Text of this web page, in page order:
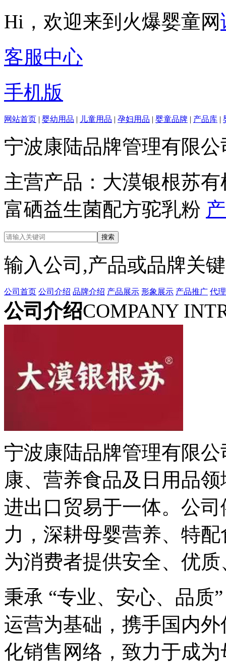
Hi，欢迎来到火爆婴童网
客服中心
手机版
网站首页 | 婴幼用品 | 儿童用品 | 孕妇用品 | 婴童品牌 | 产品库 |
宁波康陆品牌管理有限
主营产品：大漠银根苏
富硒益生菌配方驼乳粉
输入公司,产品或品牌关
公司首页 公司介绍 品牌介绍 产品展示 形象展示 产品推广 代
公司介绍COMPANY
宁波康陆品牌管理有限
康、营养食品及日用品
进出口贸易于一体。公
力，深耕母婴营养、特
为消费者提供安全、优
秉承 “专业、安心、品质
运营为基础，携手国内
化销售网络，致力于成